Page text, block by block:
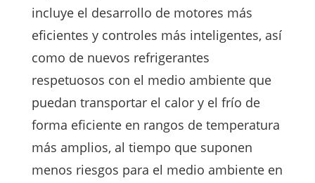
incluye el desarrollo de motores más
eficientes y controles más inteligentes, así
como de nuevos refrigerantes
respetuosos con el medio ambiente que
puedan transportar el calor y el frío de
forma eficiente en rangos de temperatura
más amplios, al tiempo que suponen
menos riesgos para el medio ambiente en